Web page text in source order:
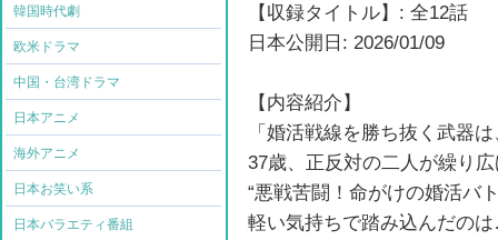
韓国時代劇
欧米ドラマ
中国・台湾ドラマ
日本アニメ
海外アニメ
日本お笑い系
日本バラエティ番組
【収録タイトル】: 全12話
日本公開日: 2026/01/09
【内容紹介】
「婚活戦線を勝ち抜く武器
37歳、正反対の二人が繰り
“悪戦苦闘！命がけの婚活バ
軽い気持ちで踏み込んだの